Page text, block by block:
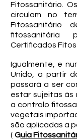
Fitossanitário.
circulam no
Fitossanitário
fitossanitária
Certificados
Igualmente, e
Unido, a partir
passará a ser
estar sujeitas às
a controlo
vegetais
são aplicadas a
( Guia